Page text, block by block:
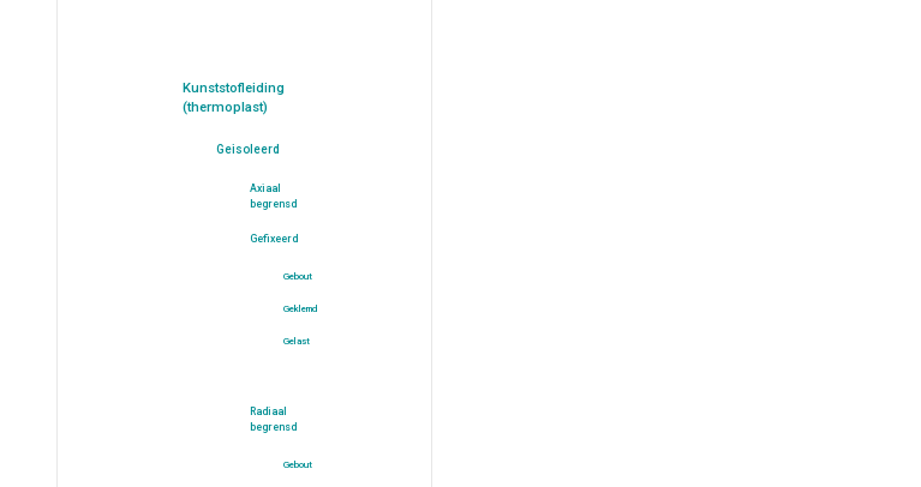
Kunststofleiding
(thermoplast)
Geisoleerd
Axiaal
begrensd
Gefixeerd
Gebout
Geklemd
Gelast
Radiaal
begrensd
Gebout